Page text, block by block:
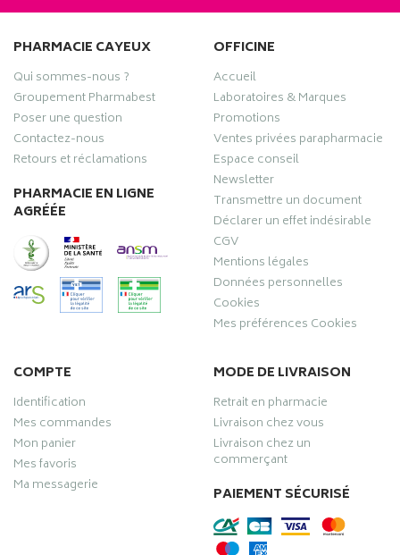
PHARMACIE CAYEUX
Qui sommes-nous ?
Groupement Pharmabest
Poser une question
Contactez-nous
Retours et réclamations
PHARMACIE EN LIGNE
AGRÉÉE
OFFICINE
Accueil
Laboratoires & Marques
Promotions
Ventes privées parapharmacie
Espace conseil
Newsletter
Transmettre un document
Déclarer un effet indésirable
CGV
Mentions légales
Données personnelles
Cookies
Mes préférences Cookies
COMPTE
Identification
Mes commandes
Mon panier
Mes favoris
Ma messagerie
MODE DE LIVRAISON
Retrait en pharmacie
Livraison chez vous
Livraison chez un
commerçant
PAIEMENT SÉCURISÉ